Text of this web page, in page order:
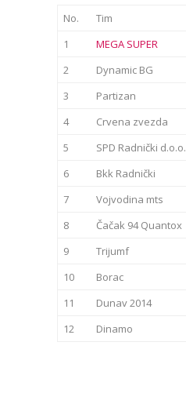
No. Tim
1
MEGA SUPER
2
Dynamic BG
3
Partizan
4
Crvena zvezda
5
SPD Radnički d.o.o.
6
Bkk Radnički
7
Vojvodina mts
8
Čačak 94 Quantox
9
Trijumf
10
Borac
11
Dunav 2014
12
Dinamo